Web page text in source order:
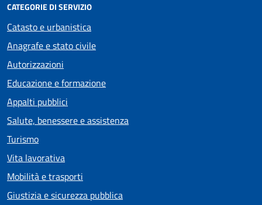
CATEGORIE DI SERVIZIO
Catasto e urbanistica
Anagrafe e stato civile
Autorizzazioni
Educazione e formazione
Appalti pubblici
Salute, benessere e assistenza
Turismo
Vita lavorativa
Mobilità e trasporti
Giustizia e sicurezza pubblica